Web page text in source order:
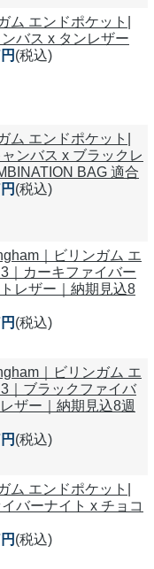
ム エンドポケット|
バス x タンレザー
(税込)
ム エンドポケット|
ンバス x ブラックレ
BAG 適合
(税込)
｜ビリンガム エ
｜カーキファイバー
レザー｜納期見込8
(税込)
｜ビリンガム エ
｜ブラックファイバ
ザー｜納期見込8週
(税込)
ム エンドポケット|
バーナイト x チョコ
(税込)